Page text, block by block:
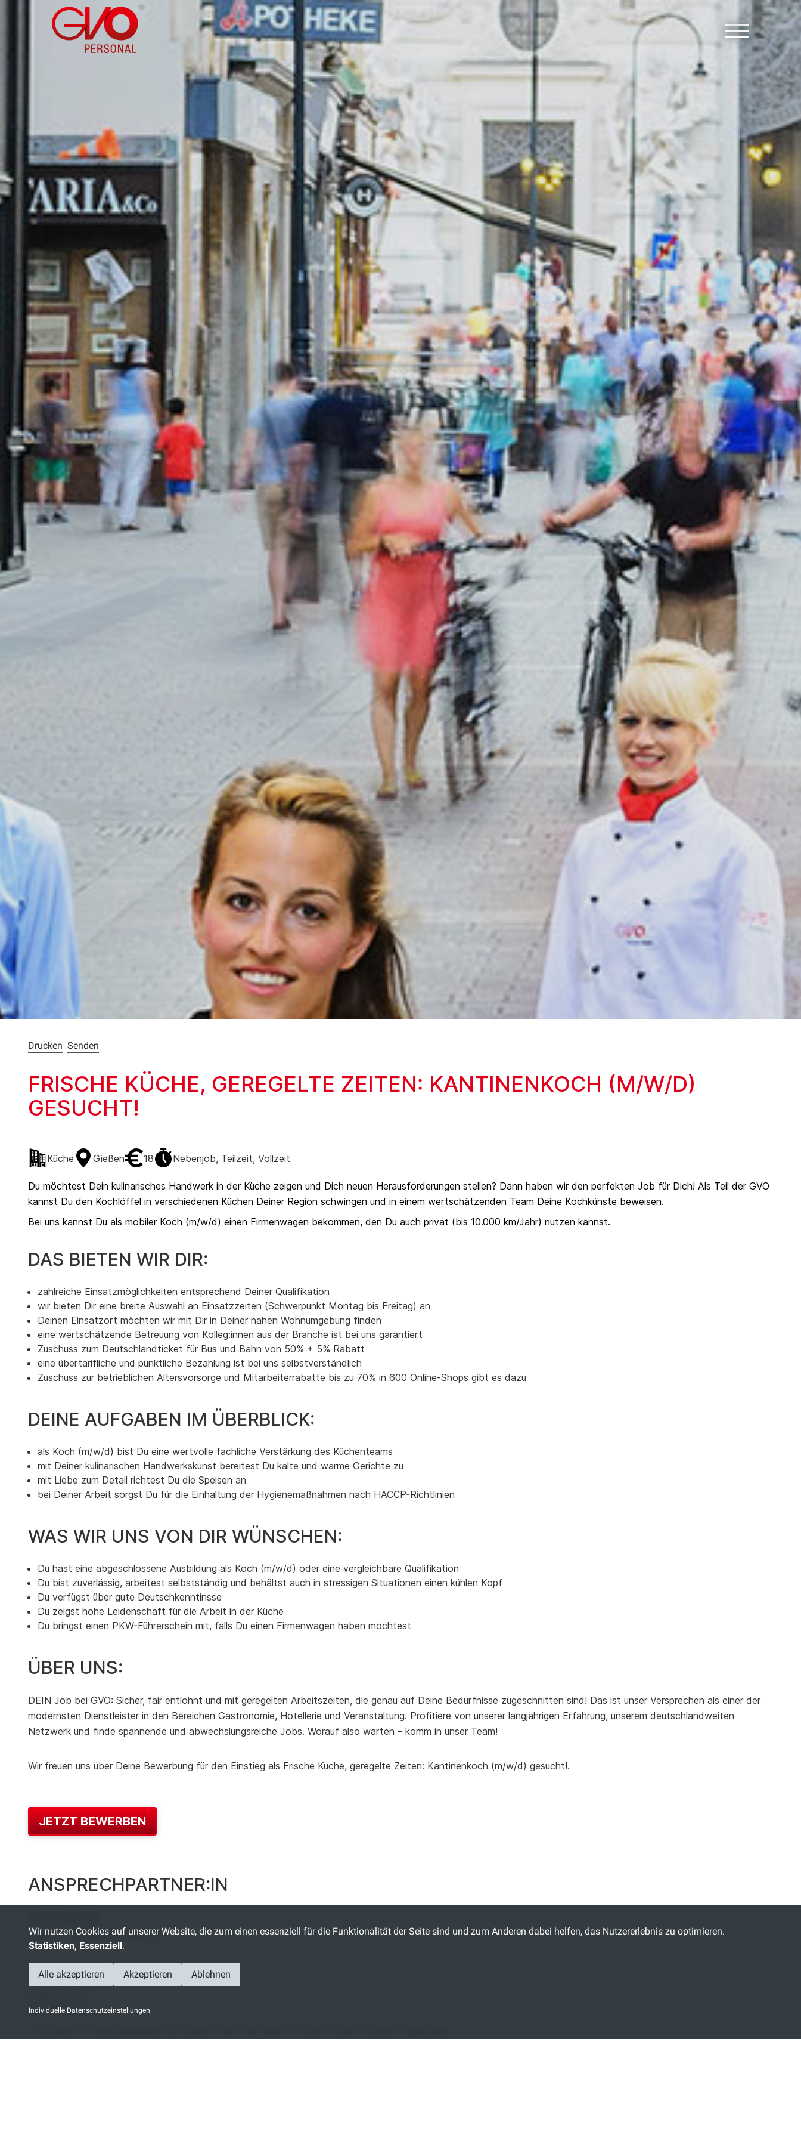
Drucken Senden
FRISCHE KÜCHE, GEREGELTE ZEITEN: KANTINENKOCH (M/W/D)
GESUCHT!
Küche Gießen 18 Nebenjob, Teilzeit, Vollzeit
Du möchtest Dein kulinarisches Handwerk in der Küche zeigen und Dich neuen Herausforderungen stellen? Dann haben wir den perfekten Job für Dich! Als Teil der GVO
kannst Du den Kochlöffel in verschiedenen Küchen Deiner Region schwingen und in einem wertschätzenden Team Deine Kochkünste beweisen.
Bei uns kannst Du als mobiler Koch (m/w/d) einen Firmenwagen bekommen, den Du auch privat (bis 10.000 km/Jahr) nutzen kannst.
DEINE AUFGABEN IM ÜBERBLICK:
als Koch (m/w/d) bist Du eine wertvolle fachliche Verstärkung des Küchenteams
mit Deiner kulinarischen Handwerkskunst bereitest Du kalte und warme Gerichte zu
mit Liebe zum Detail richtest Du die Speisen an
bei Deiner Arbeit sorgst Du für die Einhaltung der Hygienemaßnahmen nach HACCP-Richtlinien
WAS WIR UNS VON DIR WÜNSCHEN:
Du hast eine abgeschlossene Ausbildung als Koch (m/w/d) oder eine vergleichbare Qualifikation
Du bist zuverlässig, arbeitest selbstständig und behältst auch in stressigen Situationen einen kühlen Kopf
Du verfügst über gute Deutschkenntinsse
Du zeigst hohe Leidenschaft für die Arbeit in der Küche
Du bringst einen PKW-Führerschein mit, falls Du einen Firmenwagen haben möchtest
DAS BIETEN WIR DIR:
zahlreiche Einsatzmöglichkeiten entsprechend Deiner Qualifikation
wir bieten Dir eine breite Auswahl an Einsatzzeiten (Schwerpunkt Montag bis Freitag) an
Deinen Einsatzort möchten wir mit Dir in Deiner nahen Wohnumgebung finden
eine wertschätzende Betreuung von Kolleg:innen aus der Branche ist bei uns garantiert
Zuschuss zum Deutschlandticket für Bus und Bahn von 50% + 5% Rabatt
eine übertarifliche und pünktliche Bezahlung ist bei uns selbstverständlich
Zuschuss zur betrieblichen Altersvorsorge und Mitarbeiterrabatte bis zu 70% in 600 Online-Shops gibt es dazu
ÜBER UNS:
DEIN Job bei GVO: Sicher, fair entlohnt und mit geregelten Arbeitszeiten, die genau auf Deine Bedürfnisse zugeschnitten sind! Das ist unser Versprechen als einer der
modernsten Dienstleister in den Bereichen Gastronomie, Hotellerie und Veranstaltung. Profitiere von unserer langjährigen Erfahrung, unserem deutschlandweiten
Netzwerk und finde spannende und abwechslungsreiche Jobs. Worauf also warten – komm in unser Team!
Wir freuen uns über Deine Bewerbung für den Einstieg als Frische Küche, geregelte Zeiten: Kantinenkoch (m/w/d) gesucht!.
JETZT BEWERBEN
ANSPRECHPARTNER:IN
Account Manager Gastronomie
T: 0541-3303-117
GVO Personal GmbH
49074 Osnabrück
Wir nutzen Cookies auf unserer Website, die zum einen essenziell für die Funktionalität der Seite sind und zum Anderen dabei helfen, das Nutzererlebnis zu optimieren.
Statistiken, Essenziell.
Individuelle Datenschutzeinstellungen
Ablehnen
Alle akzeptieren Akzeptieren